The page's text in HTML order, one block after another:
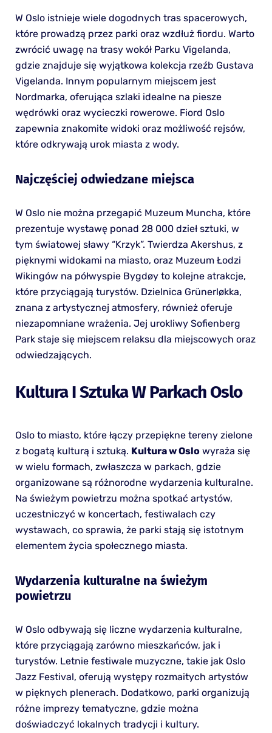
W Oslo istnieje wiele dogodnych tras spacerowych,
które prowadzą przez parki oraz wzdłuż fiordu. Warto
zwrócić uwagę na trasy wokół Parku Vigelanda,
gdzie znajduje się wyjątkowa kolekcja rzeźb Gustava
Vigelanda. Innym popularnym miejscem jest
Nordmarka, oferująca szlaki idealne na piesze
wędrówki oraz wycieczki rowerowe. Fiord Oslo
zapewnia znakomite widoki oraz możliwość rejsów,
które odkrywają urok miasta z wody.
Najczęściej odwiedzane miejsca
W Oslo nie można przegapić Muzeum Muncha, które
prezentuje wystawę ponad 28 000 dzieł sztuki, w
tym światowej sławy “Krzyk”. Twierdza Akershus, z
pięknymi widokami na miasto, oraz Muzeum Łodzi
Wikingów na półwyspie Bygdøy to kolejne atrakcje,
które przyciągają turystów. Dzielnica Grünerløkka,
znana z artystycznej atmosfery, również oferuje
niezapomniane wrażenia. Jej urokliwy Sofienberg
Park staje się miejscem relaksu dla miejscowych oraz
odwiedzających.
Kultura I Sztuka W Parkach Oslo
Oslo to miasto, które łączy przepiękne tereny zielone
z bogatą kulturą i sztuką. Kultura w Oslowyraża się
w wielu formach, zwłaszcza w parkach, gdzie
organizowane są różnorodne wydarzenia kulturalne.
Na świeżym powietrzu można spotkać artystów,
uczestniczyć w koncertach, festiwalach czy
wystawach, co sprawia, że parki stają się istotnym
elementem życia społecznego miasta.
Wydarzenia kulturalne na świeżym
powietrzu
W Oslo odbywają się liczne wydarzenia kulturalne,
które przyciągają zarówno mieszkańców, jak i
turystów. Letnie festiwale muzyczne, takie jak Oslo
Jazz Festival, oferują występy rozmaitych artystów
w pięknych plenerach. Dodatkowo, parki organizują
różne imprezy tematyczne, gdzie można
doświadczyć lokalnych tradycji i kultury.